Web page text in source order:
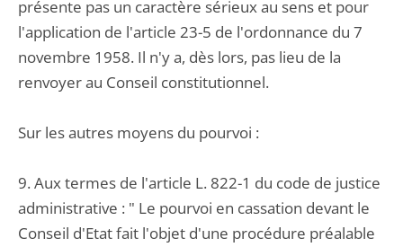
présente pas un caractère sérieux au sens et pour
l'application de l'article 23-5 de l'ordonnance du 7
novembre 1958. Il n'y a, dès lors, pas lieu de la
renvoyer au Conseil constitutionnel.
Sur les autres moyens du pourvoi :
9. Aux termes de l'article L. 822-1 du code de justice
administrative : " Le pourvoi en cassation devant le
Conseil d'Etat fait l'objet d'une procédure préalable